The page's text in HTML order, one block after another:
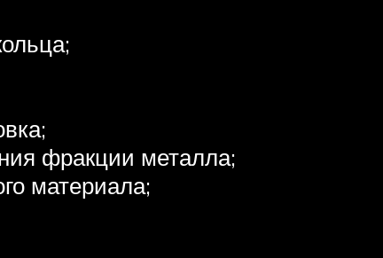
фракции металла;
материала;